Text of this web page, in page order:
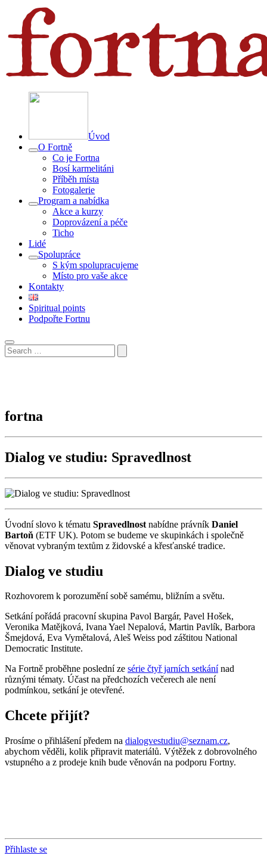
Úvod
O Fortně
Co je Fortna
Bosí karmelitáni
Příběh místa
Fotogalerie
Program a nabídka
Akce a kurzy
Doprovázení a péče
Ticho
Lidé
Spolupráce
S kým spolupracujeme
Místo pro vaše akce
Kontakty
Spiritual points
Podpořte Fortnu
fortna
Dialog ve studiu: Spravedlnost
Úvodní slovo k tématu Spravedlnost nabídne právník Daniel
Bartoň (ETF UK). Potom se budeme ve skupinkách i společně
věnovat vybraným textům z židovské a křesťanské tradice.
Dialog ve studiu
Rozhovorem k porozumění sobě samému, bližním a světu.
Setkání pořádá pracovní skupina Pavol Bargár, Pavel Hošek,
Veronika Matějková, Ivana Yael Nepalová, Martin Pavlík, Barbora
Šmejdová, Eva Vymětalová, Aleš Weiss pod záštitou National
Democratic Institute.
Na Fortně proběhne poslední ze série čtyř jarních setkánínad
různými tématy. Účast na předchozích večerech ale není
podmínkou, setkání je otevřené.
Chcete přijít?
Prosíme o přihlášení předem na dialogvestudiu@seznam.cz,
abychom věděli, kolik připravit materiálů. Výtěžek z dobrovolného
vstupného a z prodeje knih bude věnován na podporu Fortny.
Přihlaste se